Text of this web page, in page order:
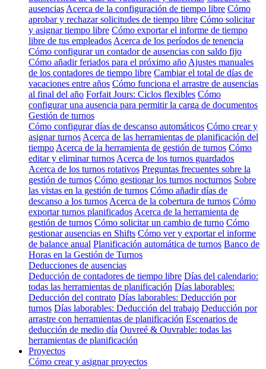
ausencias Acerca de la configuración de tiempo libre Cómo
aprobar y rechazar solicitudes de tiempo libre Cómo solicitar
y asignar tiempo libre Cómo exportar el informe de tiempo
libre de tus empleados Acerca de los períodos de tenencia
Cómo configurar un contador de ausencias con saldo fijo
Cómo añadir feriados para el próximo año Ajustes manuales
de los contadores de tiempo libre Cambiar el total de días de
vacaciones entre años Cómo funciona el arrastre de ausencias
al final del año Forfait Jours: Ciclos flexibles Cómo
configurar una ausencia para permitir la carga de documentos
Gestión de turnos
Cómo configurar días de descanso automáticos Cómo crear y
asignar turnos Acerca de las herramientas de planificación del
tiempo Acerca de la herramienta de gestión de turnos Cómo
editar y eliminar turnos Acerca de los turnos guardados
Acerca de los turnos rotativos Preguntas frecuentes sobre la
gestión de turnos Cómo gestionar los turnos nocturnos Sobre
las vistas en la gestión de turnos Cómo añadir días de
descanso a los turnos Acerca de la cobertura de turnos Cómo
exportar turnos planificados Acerca de la herramienta de
gestión de turnos Cómo solicitar un cambio de turno Cómo
gestionar ausencias en Shifts Cómo ver y exportar el informe
de balance anual Planificación automática de turnos Banco de
Horas en la Gestión de Turnos
Deducciones de ausencias
Deducción de contadores de tiempo libre Días del calendario:
todas las herramientas de planificación Días laborables:
Deducción del contrato Días laborables: Deducción por
turnos Días laborables: Deducción del trabajo Deducción por
arrastre con herramientas de planificación Escenarios de
deducción de medio día Ouvreé & Ouvrable: todas las
herramientas de planificación
Proyectos
Cómo crear y asignar proyectos